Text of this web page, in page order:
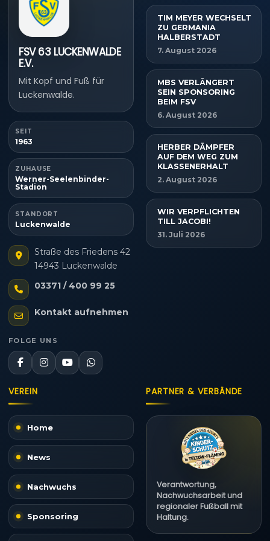
FSV 63 LUCKENWALDE
E.V.
Mit Kopf und Fuß für
Luckenwalde.
SEIT
1963
ZUHAUSE
Werner-Seelenbinder-
Stadion
STANDORT
Luckenwalde
Straße des Friedens 42
14943 Luckenwalde
03371 / 400 99 25
Kontakt aufnehmen
FOLGE UNS
TIM MEYER WECHSELT
ZU GERMANIA
HALBERSTADT
7. August 2026
MBS VERLÄNGERT
SEIN SPONSORING
BEIM FSV
6. August 2026
HERBER DÄMPFER
AUF DEM WEG ZUM
KLASSENERHALT
2. August 2026
WIR VERPFLICHTEN
TILL JACOBI!
31. Juli 2026
VEREIN
Home
News
Nachwuchs
Sponsoring
PARTNER & VERBÄNDE
Verantwortung,
Nachwuchsarbeit und
regionaler Fußball mit
Haltung.